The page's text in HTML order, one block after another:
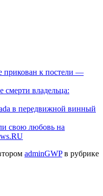
прикован к постели —
смерти владельца:
в передвижной винный
свою любовь на
adminGWPв рубрике